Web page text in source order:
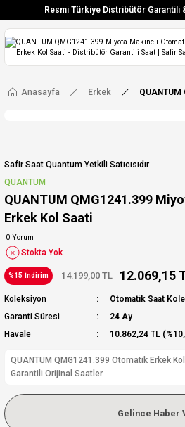
Resmi Türkiye Distribütör Garantili
Vade Farksız 6
Aynı Gün Stoktan
Ücretsiz
Anasayfa Erkek
Safir Saat Quantum Yetkili Satıcısıdır
QUANTUM
QUANTUM QMG1241.399
Erkek Kol Saati
0 Yorum
Stokta Yok
%15 İndirim 14.199,00 TL 12.069,15
Koleksiyon
Otomatik Saat
Garanti Süresi
24 Ay
Havale
10.862,24 TL
QUANTUM QMG1241.399 Otomatik Erkek
Garantili Orijinal Saatler
Gelince Haber